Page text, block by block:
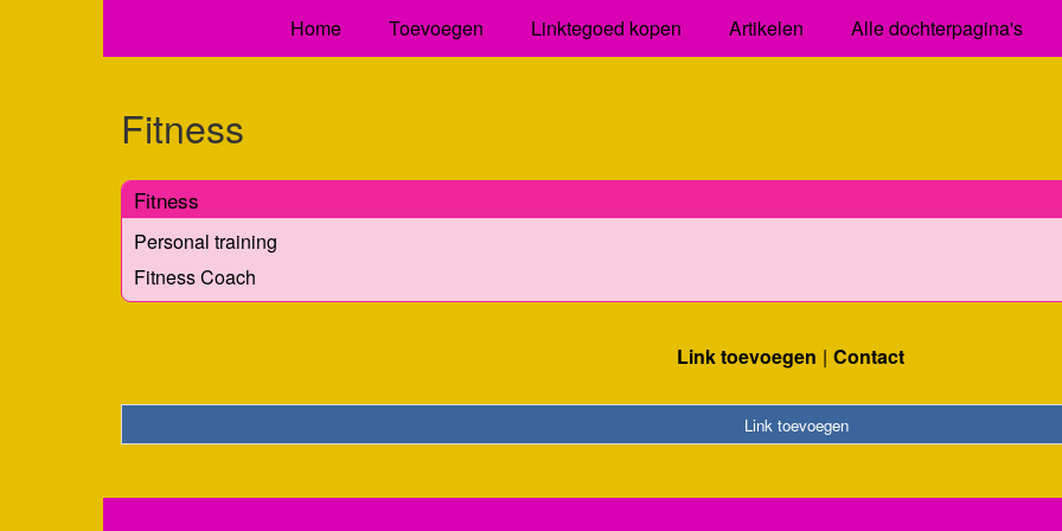
Home Toevoegen Linktegoed kopen Artikelen Alle dochterpagina's
Fitness
Fitness
Personal training
Fitness Coach
Link toevoegen Contact
Link toevoegen